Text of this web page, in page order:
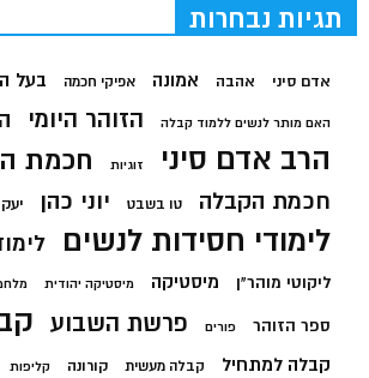
תגיות נבחרות
אדם סיני אהבה אמונה אפיקי חכמה בעל
האם מותר לנשים ללמוד קבלה הזוהר היומי
הרב אדם סיני זוגיות חכמת
חכמת הקבלה טו בשבט יוני כהן
לימודי חסידות לנשים
ליקוטי מוהר"ן מיסטיקה מיסטיקה יהודית
ספר הזוהר פורים פרשת השבוע
קבלה למתחיל קבלה מעשית קורונה קליפות